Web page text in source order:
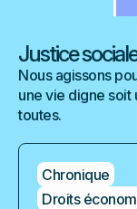
Justice sociale
Nous agissons
une vie digne soit
toutes.
Chronique
Droits